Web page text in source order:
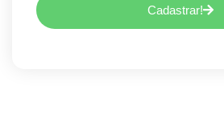
Cadastrar!